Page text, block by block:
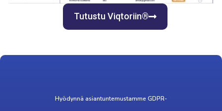
Tutustu Viqtoriin®
Hyödynnä asiantuntemustamme GDPR-